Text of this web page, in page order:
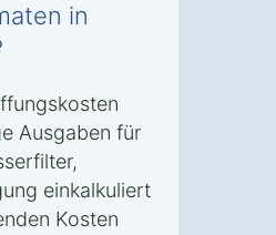
in
Ausgaben für
einkalkuliert
Kosten